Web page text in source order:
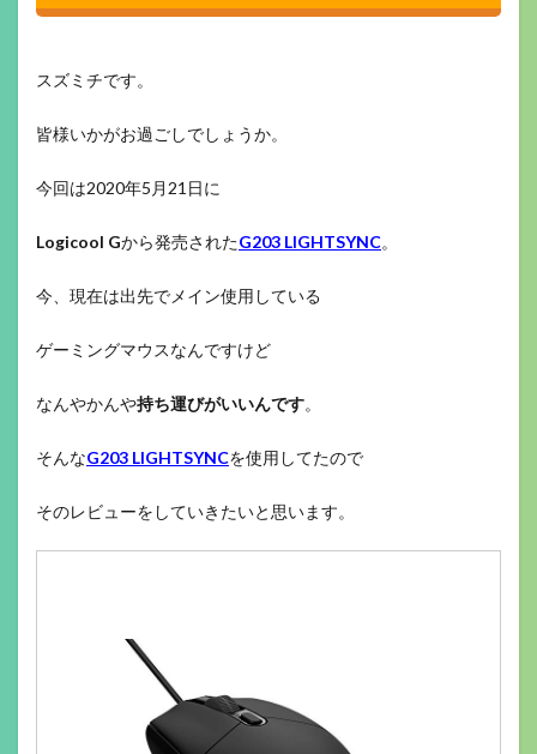
スズミチです。
皆様いかがお過ごしでしょうか。
今回は2020年5月21日に
Logicool Gから発売されたG203 LIGHTSYNC。
今、現在は出先でメイン使用している
ゲーミングマウスなんですけど
なんやかんや持ち運びがいいんです。
そんなG203 LIGHTSYNCを使用してたので
そのレビューをしていきたいと思います。